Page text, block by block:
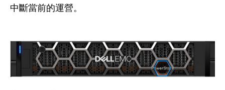
中斷當前的運營。